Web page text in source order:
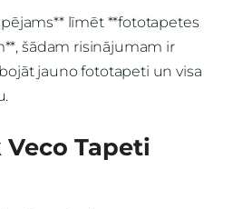
līmēt **fototapetes
šādam risinājumam ir
jauno fototapeti un visa
Veco Tapeti